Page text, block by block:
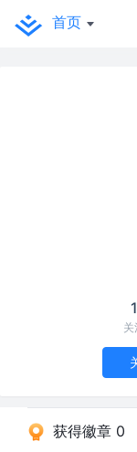
首页
1
关
获得徽章 0